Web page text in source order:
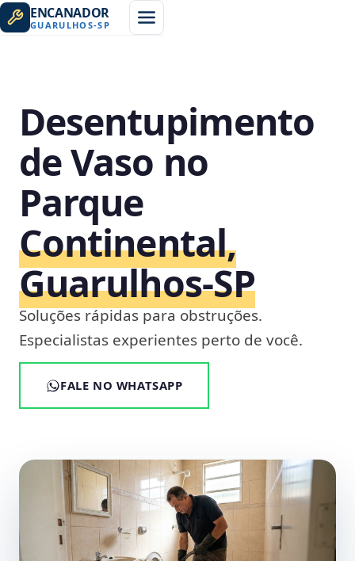
ENCANADOR
GUARULHOS-SP
Desentupimento
de Vaso no
Parque
Continental,
Guarulhos‑SP
Soluções rápidas para obstruções.
Especialistas experientes perto de você.
FALE NO WHATSAPP